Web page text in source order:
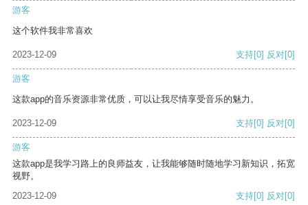
游客
这个软件我非常喜欢
2023-12-09 支持[0] 反对[0]
游客
这款app的音乐资源非常优质，可以让我尽情享受音乐的魅力。
2023-12-09 支持[0] 反对[0]
游客
这款app是我学习路上的良师益友，让我能够随时随地学习新知识，拓宽
视野。
2023-12-09
支持[0] 反对[0]